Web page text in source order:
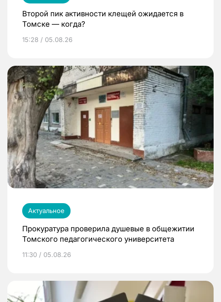
Второй пик активности клещей ожидается в
Томске — когда?
15:28 / 05.08.26
Актуальное
Прокуратура проверила душевые в общежитии
Томского педагогического университета
11:30 / 05.08.26